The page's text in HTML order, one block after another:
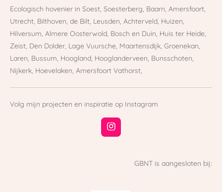
Ecologisch hovenier in Soest, Soesterberg, Baarn, Amersfoort,
Utrecht, Bilthoven, de Bilt, Leusden, Achterveld, Huizen,
Hilversum, Almere Oosterwold, Bosch en Duin, Huis ter Heide,
Zeist, Den Dolder, Lage Vuursche, Maartensdijk, Groenekan,
Laren, Bussum, Hoogland, Hooglanderveen, Bunsschoten,
Nijkerk, Hoevelaken, Amersfoort Vathorst,
Volg mijn projecten en inspiratie op Instagram
I
n
GBNT is aangesloten bij: